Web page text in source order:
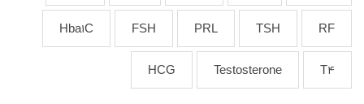
RF
TSH
PRL
FSH
Hba1C
T4
Testosterone
HCG